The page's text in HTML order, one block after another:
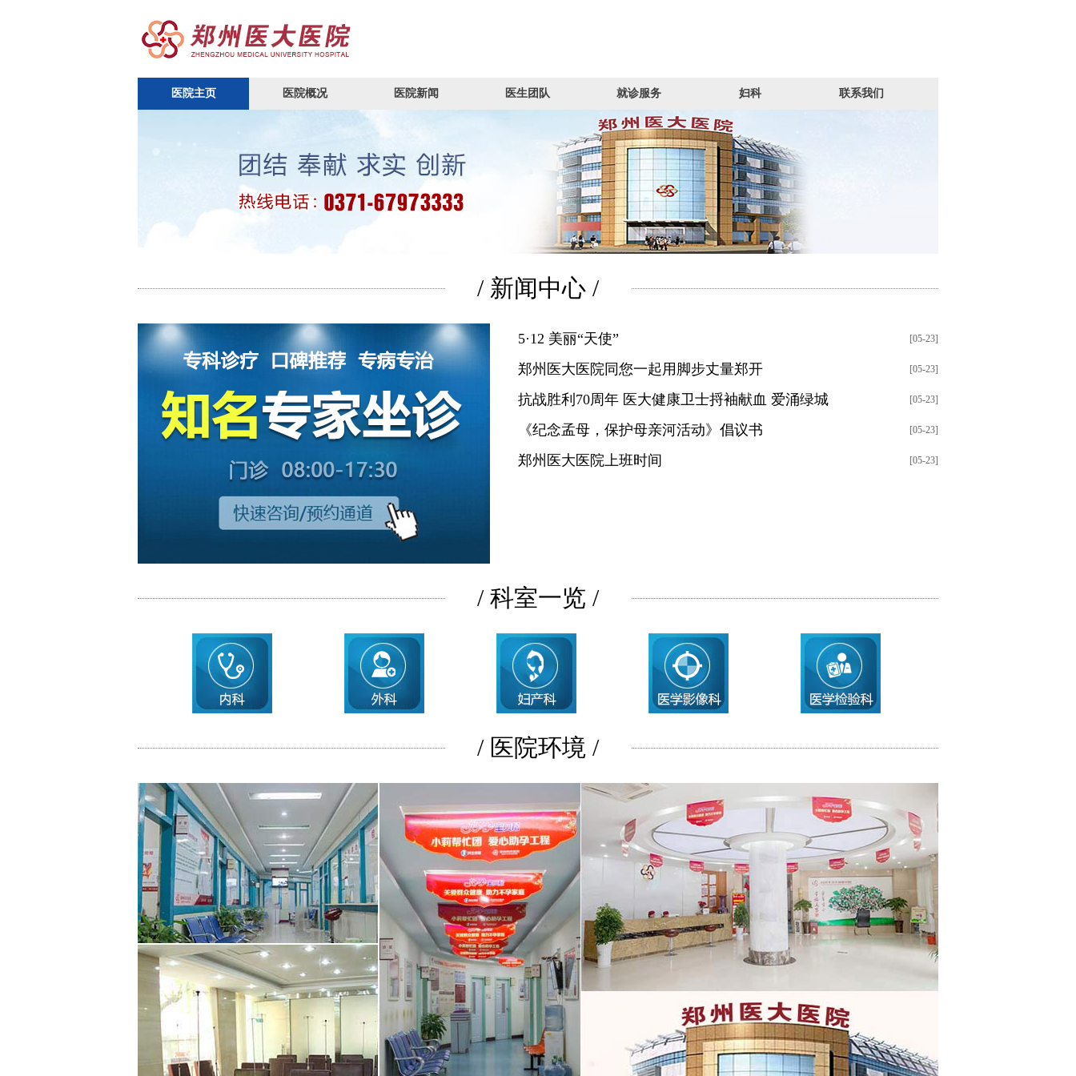
医院主页 医院概况 医院新闻 医生团队 就诊服务 妇科 联系我们
/ 新闻中心 /
[05-23]
5·12 美丽“天使”
[05-23]
郑州医大医院同您一起用脚步丈量郑开
[05-23]
抗战胜利70周年 医大健康卫士捋袖献血 爱涌绿城
[05-23]
《纪念孟母，保护母亲河活动》倡议书
[05-23]
郑州医大医院上班时间
/ 科室一览 /
/ 医院环境 /